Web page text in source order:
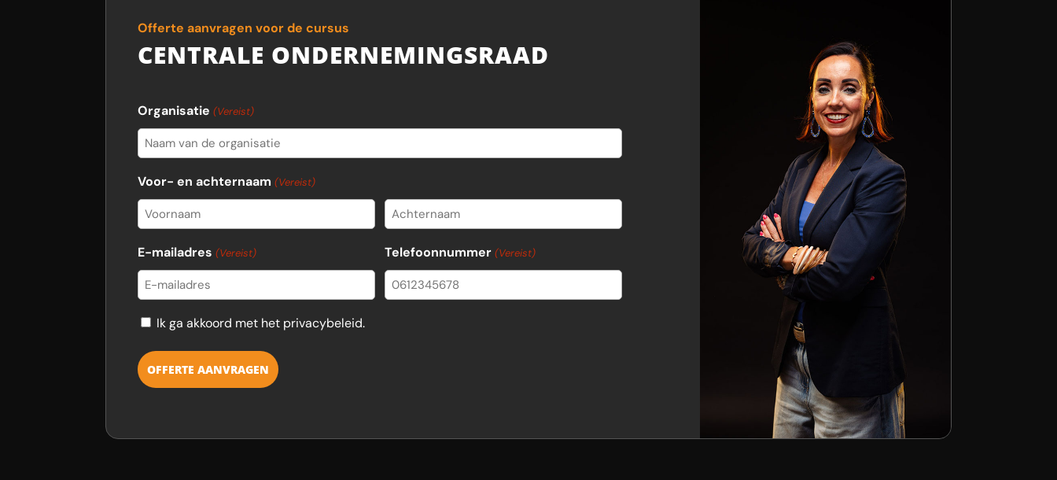
Offerte aanvragen voor de cursus
CENTRALE ONDERNEMINGSRAAD
Organisatie (Vereist)
Voor- en achternaam (Vereist)
E-mailadres (Vereist) Telefoonnummer (Vereist)
Consent
Ik ga akkoord met het privacybeleid.